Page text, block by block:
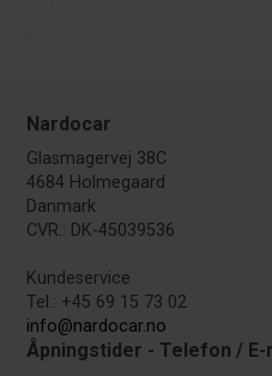
Nardocar
Glasmagervej 38C
4684 Holmegaard
Danmark
CVR.: DK-45039536
Kundeservice
Tel.: +45 69 15 73 02
info@nardocar.no
Åpningstider - Telefon / E-